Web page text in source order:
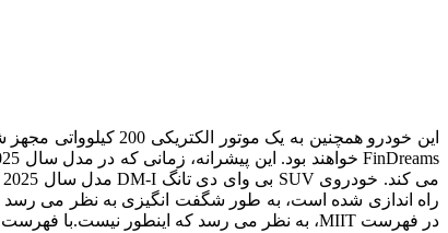
می کند.
در فهرست MIIT، به نظر می رسد که اینطور نیست.
با فهرست MIIT، اکنون می توانیم انتظار داشته باشیم که بی وای دی تانگ DM-I مدل 2025 در چند ماه آینده عرضه شود.